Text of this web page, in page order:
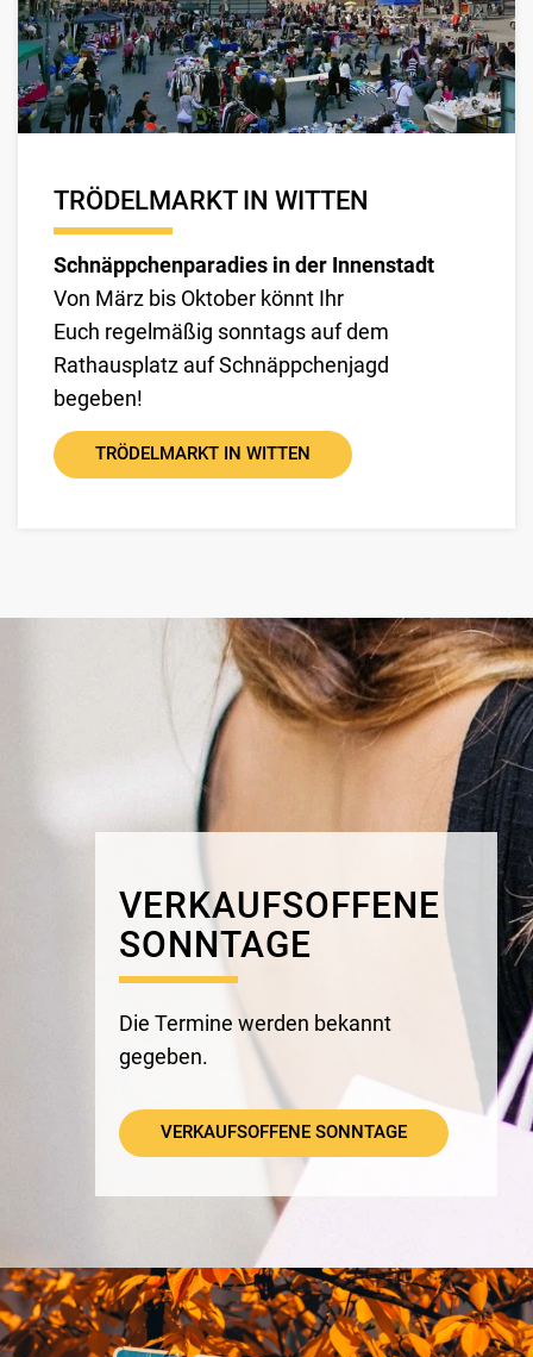
TRÖDELMARKT IN WITTEN
Schnäppchenparadies in der Innenstadt
Von März bis Oktober könnt Ihr
Euch regelmäßig sonntags auf dem
Rathausplatz auf Schnäppchenjagd
begeben!
TRÖDELMARKT IN WITTEN
VERKAUFSOFFENE
SONNTAGE
Die Termine werden bekannt
gegeben.
VERKAUFSOFFENE SONNTAGE